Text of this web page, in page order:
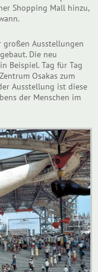
Shopping Mall hinzu,
großen Ausstellungen
Die neu
Beispiel. Tag für Tag
Osakas zum
Ausstellung ist diese
der Menschen im